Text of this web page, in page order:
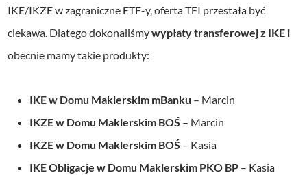
IKE/IKZE w zagraniczne ETF-y, oferta TFI przestała być
ciekawa. Dlatego dokonaliśmywypłaty transferowej z IKE i
obecnie mamy takie produkty:
IKE w Domu Maklerskim mBanku – Marcin
IKZE w Domu Maklerskim BOŚ – Marcin
IKZE w Domu Maklerskim BOŚ – Kasia
IKE Obligacje w Domu Maklerskim PKO BP – Kasia